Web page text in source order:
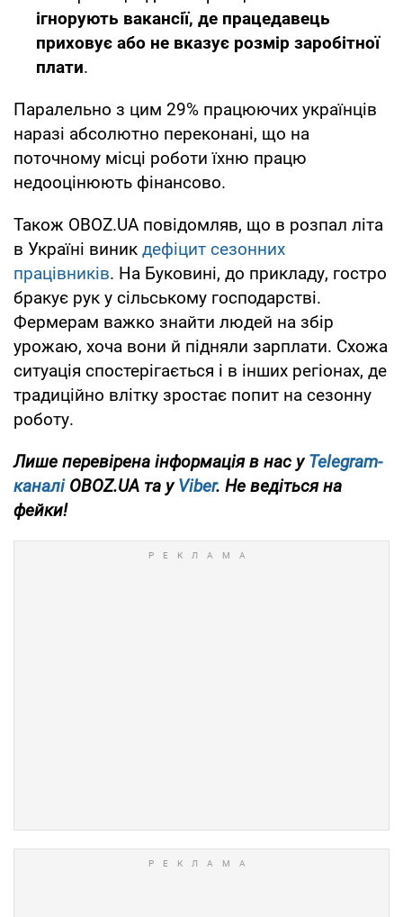
ігнорують вакансії, де працедавець
приховує або не вказує розмір заробітної
плати.
Паралельно з цим 29% працюючих українців
наразі абсолютно переконані, що на
поточному місці роботи їхню працю
недооцінюють фінансово.
Також OBOZ.UA повідомляв, що в розпал літа
в Україні виник дефіцит сезонних
працівників. На Буковині, до прикладу, гостро
бракує рук у сільському господарстві.
Фермерам важко знайти людей на збір
урожаю, хоча вони й підняли зарплати. Схожа
ситуація спостерігається і в інших регіонах, де
традиційно влітку зростає попит на сезонну
роботу.
Лише перевірена інформація в нас уTelegram-
каналіOBOZ.UA та уViber. Не ведіться на
фейки!